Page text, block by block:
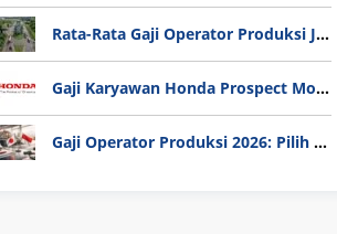
Rata-Rata Gaji Operator Produksi Jabodetabek 2025: Bedah Tuntas UMK, Lemburan, dan Realita Hidup Buruh
Gaji Karyawan Honda Prospect Motor Semua Divisi
Gaji Operator Produksi 2026: Pilih PT Astra Honda Motor (AHM) atau Manufaktur di Jepang?